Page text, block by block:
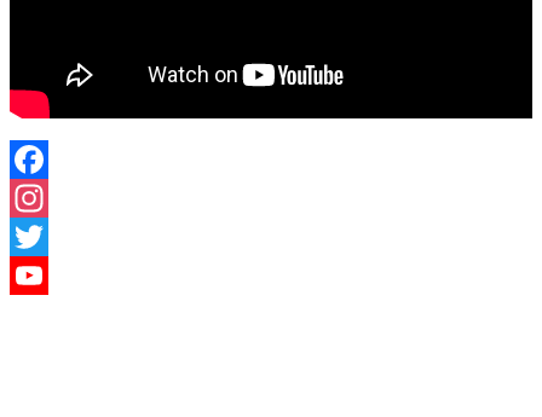
Facebook
Instagram
Twitter